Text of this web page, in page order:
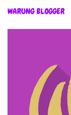
WARUNG BLOGGER